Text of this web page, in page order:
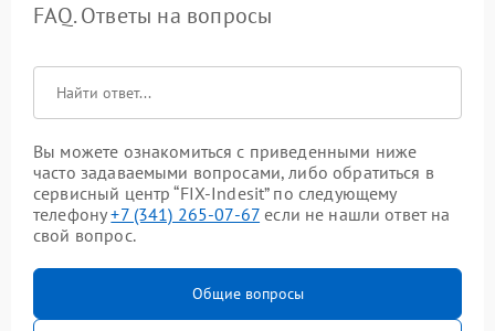
FAQ. Ответы на вопросы
Вы можете ознакомиться с приведенными ниже
часто задаваемыми вопросами, либо обратиться в
сервисный центр “FIX-Indesit” по следующему
телефону+7 (341) 265-07-67 если не нашли ответ на
свой вопрос.
Общие вопросы